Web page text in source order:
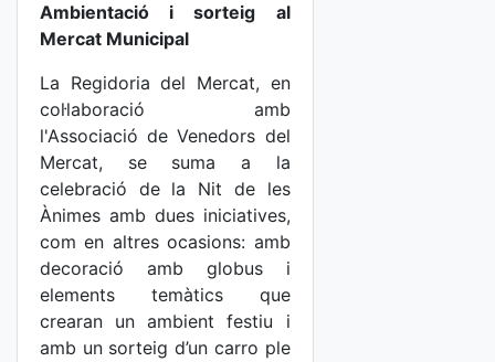
Ambientació i sorteig al
Mercat Municipal
La Regidoria del Mercat, en
col·laboració amb
l'Associació de Venedors del
Mercat, se suma a la
celebració de la Nit de les
Ànimes amb dues iniciatives,
com en altres ocasions: amb
decoració amb globus i
elements temàtics que
crearan un ambient festiu i
amb un sorteig d’un carro ple